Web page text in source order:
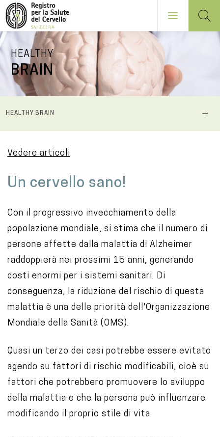
Salta
al
contenuto
principale
HEALTHY
BRAIN
PRINCIPALE
HEALTHY BRAIN
Vedere articoli
a
n
c
o
n
t
e
n
t
Un cervello sano!
Con il progressivo invecchiamento della
popolazione mondiale, si stima che il numero di
persone affette dalla malattia di Alzheimer
raddoppierà nei prossimi 15 anni, generando
costi enormi per i sistemi sanitari. Di
conseguenza, la riduzione del rischio di questa
malattia è una delle priorità dell'Organizzazione
Mondiale della Sanità (OMS).
Quasi un terzo dei casi potrebbe essere evitato
agendo su fattori di rischio modificabili, cioè su
fattori che potrebbero promuovere lo sviluppo
della malattia e che la persona può influenzare
modificando il proprio stile di vita.